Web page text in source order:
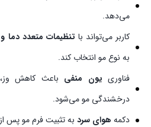
می‌دهد.
کاربر می‌تواند با تنظیمات متعدد دما
به نوع مو انتخاب کند.
فناوری یون منفی باعث کاهش
درخشندگی مو می‌شود.
دکمه هوای سرد به تثبیت فرم مو پس